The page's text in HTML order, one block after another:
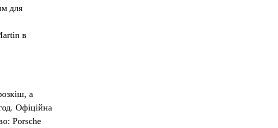
для
в
а
Офіційна
Porsche